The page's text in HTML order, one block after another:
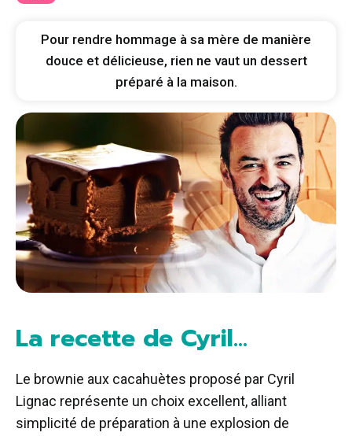
Pour rendre hommage à sa mère de manière
douce et délicieuse, rien ne vaut un dessert
préparé à la maison.
La recette de Cyril…
Le brownie aux cacahuètes proposé par Cyril
Lignac représente un choix excellent, alliant
simplicité de préparation à une explosion de